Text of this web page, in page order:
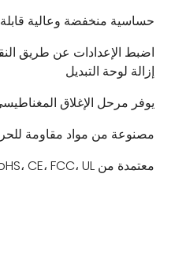
حساسية منخفضة وعالية قابلة
اضبط الإعدادات عن طريق
إزالة لوحة التبديل
يوفر مرحل الإغلاق
مصنوعة من مواد مقاومة
معتمدة من RoHS، CE، FCC، UL